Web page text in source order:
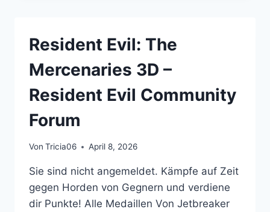
RESIDENT
COMMUNITY
Resident Evil: The
Mercenaries 3D –
Resident Evil Community
Forum
Von Tricia06 April 8, 2026
Sie sind nicht angemeldet. Kämpfe auf Zeit
gegen Horden von Gegnern und verdiene
dir Punkte! Alle Medaillen Von Jetbreaker